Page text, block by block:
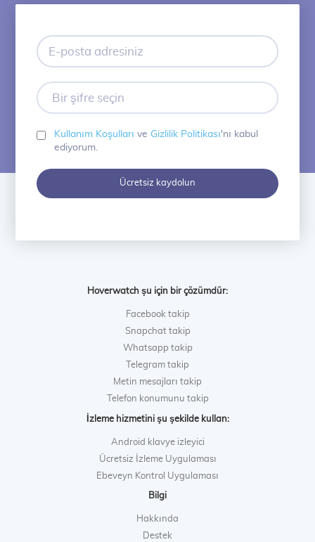
Kullanım Koşulları ve Gizlilik Politikası'nı kabul
ediyorum.
Ücretsiz kaydolun
Hoverwatch şu için bir çözümdür:
Facebook takip
Snapchat takip
Whatsapp takip
Telegram takip
Metin mesajları takip
Telefon konumunu takip
İzleme hizmetini şu şekilde kullan:
Android klavye izleyici
Ücretsiz İzleme Uygulaması
Ebeveyn Kontrol Uygulaması
Bilgi
Hakkında
Destek